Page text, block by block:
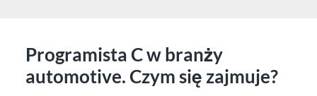
Programista C w branży
automotive. Czym się zajmuje?